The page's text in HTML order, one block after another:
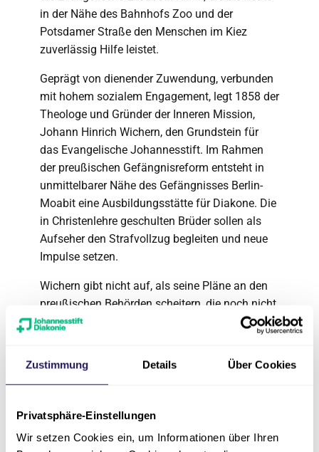
Zustimmung Details Über Cookies
Privatsphäre-Einstellungen
Wir setzen Cookies ein, um Informationen über Ihren
in der Nähe des Bahnhofs Zoo und der
Potsdamer Straße den Menschen im Kiez
zuverlässig Hilfe leistet.
Geprägt von dienender Zuwendung, verbunden
mit hohem sozialem Engagement, legt 1858 der
Theologe und Gründer der Inneren Mission,
Johann Hinrich Wichern, den Grundstein für
das Evangelische Johannesstift. Im Rahmen
der preußischen Gefängnisreform entsteht in
unmittelbarer Nähe des Gefängnisses Berlin-
Moabit eine Ausbildungsstätte für Diakone. Die
in Christenlehre geschulten Brüder sollen als
Aufseher den Strafvollzug begleiten und neue
Impulse setzen.
Wichern gibt nicht auf, als seine Pläne an den
preußischen Behörden scheitern, die noch nicht
offen sind für diese Entwicklung, sondern setzt
verwahrlosten Kindern und Jugendlichen steht
ab 1863 im Mittelpunkt seiner Arbeit. Die
Plötzensee, seit 1910 in Spandau angesiedelt.
Johannesstift die Bereiche seines sozialen